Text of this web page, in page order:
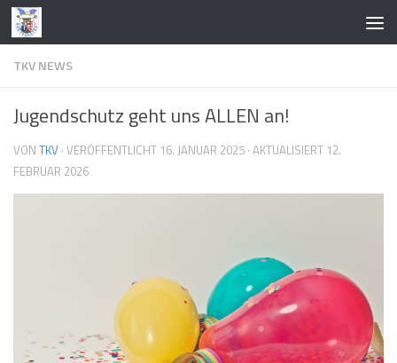
Zum Inhalt springen
TKV NEWS
Jugendschutz geht uns ALLEN an!
VON TKV · VERÖFFENTLICHT 16. JANUAR 2025 · AKTUALISIERT 12.
FEBRUAR 2026